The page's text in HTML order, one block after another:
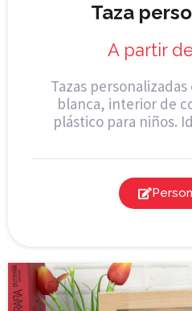
Taza
A partir
Tazas
blanca, interior de
plástico para niños.